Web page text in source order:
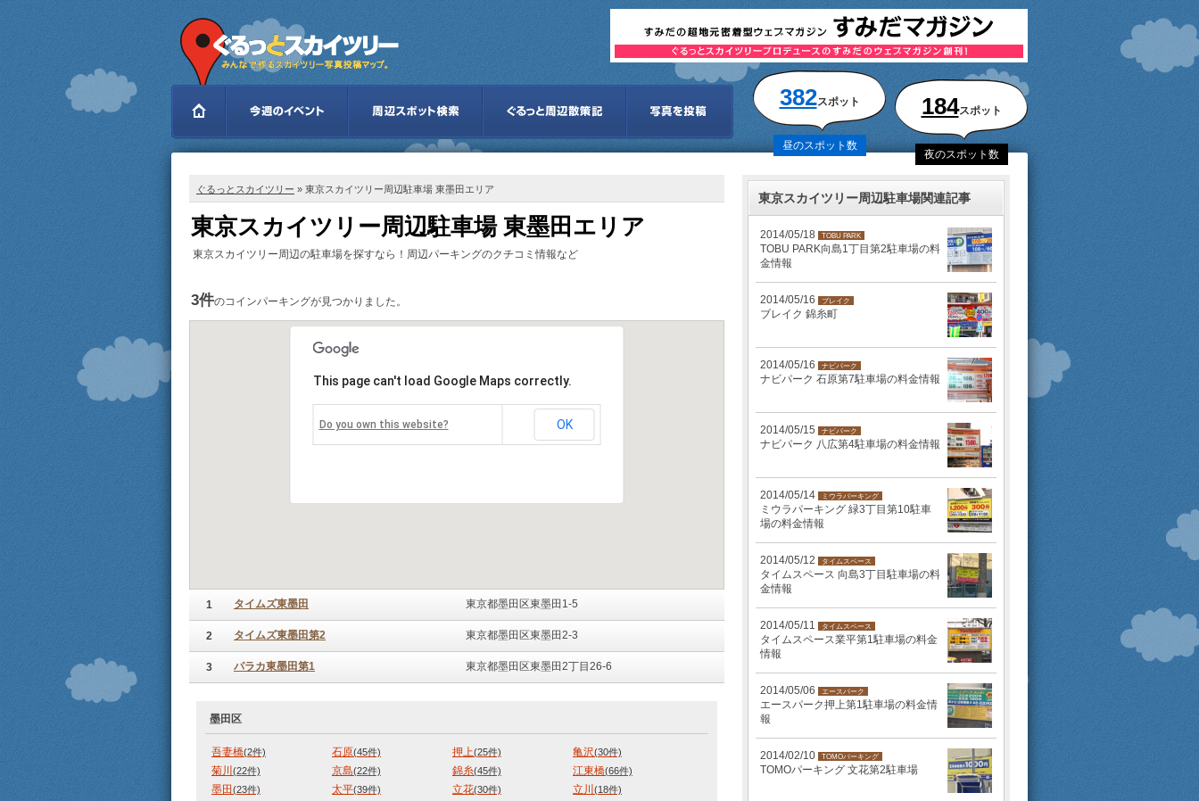
382スポット
昼のスポット数
184スポット
夜のスポット数
ぐるっとスカイツリー » 東京スカイツリー周辺駐車場 東墨田エリア
東京スカイツリー周辺駐車場 東墨田エリア
東京スカイツリー周辺の駐車場を探すなら！周辺パーキングのクチコミ情報など
3件のコインパーキングが見つかりました。
This page can't load Google Maps correctly.
Do you own this website? OK
1 タイムズ東墨田 東京都墨田区東墨田1-5
2 タイムズ東墨田第2 東京都墨田区東墨田2-3
3 パラカ東墨田第1 東京都墨田区東墨田2丁目26-6
墨田区
吾妻橋(2件) 石原(45件) 押上(25件) 亀沢(30件)
菊川 (22件) 京島(22件) 錦糸(45件) 江東橋(66件)
墨田(23件) 太平(39件) 立花(30件) 立川 (18件)
東京スカイツリー周辺駐車場関連記事
2014/05/18 TOBU PARK
TOBU PARK向島1丁目第2駐車場の料
金情報
2014/05/16 ブレイク
ブレイク 錦糸町
2014/05/16 ナビパーク
ナビパーク 石原第7駐車場の料金情報
2014/05/15 ナビパーク
ナビパーク 八広第4駐車場の料金情報
2014/05/14 ミウラパーキング
ミウラパーキング 緑3丁目第10駐車
場の料金情報
2014/05/12 タイムスペース
タイムスペース 向島3丁目駐車場の料
金情報
2014/05/11 タイムスペース
タイムスペース業平第1駐車場の料金
情報
2014/05/06 エースパーク
エースパーク押上第1駐車場の料金情
報
2014/02/10 TOMOパーキング
TOMOパーキング 文花第2駐車場